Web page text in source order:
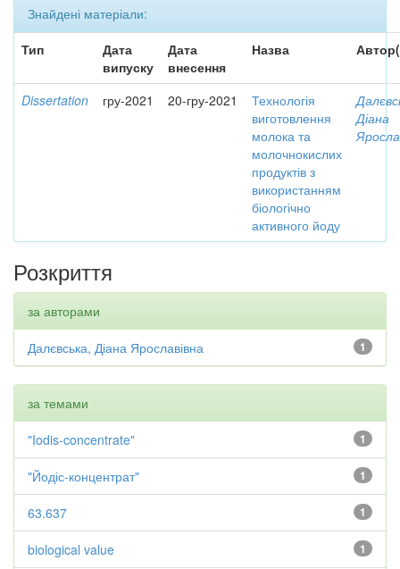
Знайдені матеріали:
Тип
Дата
випуску
Дата
внесення
Назва
Dissertation гру-2021 20-гру-2021
Технологія
виготовлення
молока та
молочнокислих
продуктів з
використанням
біологічно
активного йоду
Діана
Розкриття
за авторами
1
Далєвська, Діана Ярославівна
за темами
1
"Iodis-concentrate"
1
"Йодіс-концентрат"
1
63.637
1
biological value